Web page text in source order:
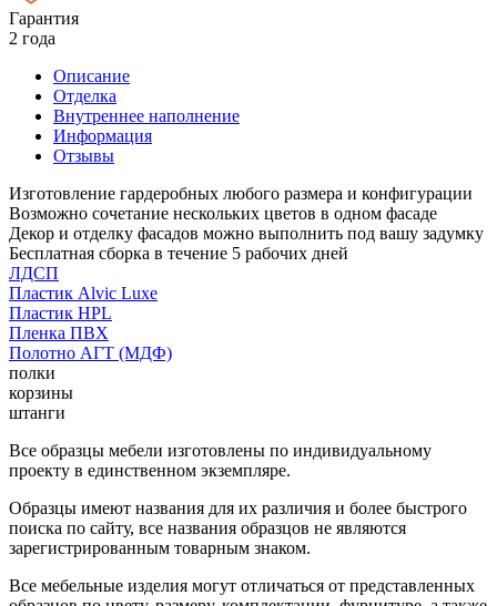
Гарантия
2 года
Описание
Отделка
Внутреннее наполнение
Информация
Отзывы
Изготовление гардеробных любого размера и конфигурации
Возможно сочетание нескольких цветов в одном фасаде
Декор и отделку фасадов можно выполнить под вашу задумку
Бесплатная сборка в течение 5 рабочих дней
ЛДСП
Пластик Alvic Luxe
Пластик HPL
Пленка ПВХ
Полотно АГТ (МДФ)
полки
корзины
штанги
Все образцы мебели изготовлены по индивидуальному
проекту в единственном экземпляре.
Образцы имеют названия для их различия и более быстрого
поиска по сайту, все названия образцов не являются
зарегистрированным товарным знаком.
Все мебельные изделия могут отличаться от представленных